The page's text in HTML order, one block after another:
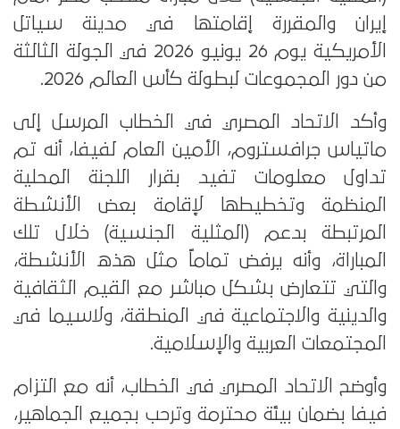
إيران والمقررة إقامتها في مدينة سياتل
الأمريكية يوم 26 يونيو 2026 في الجولة الثالثة
من دور المجموعات لبطولة كأس العالم 2026.
وأكد الاتحاد المصري في الخطاب المرسل إلى
ماتياس جرافستروم، الأمين العام لفيفا، أنه تم
تداول معلومات تفيد بقرار اللجنة المحلية
المنظمة وتخطيطها لإقامة بعض الأنشطة
المرتبطة بدعم (المثلية الجنسية) خلال تلك
المباراة، وأنه يرفض تماماً مثل هذه الأنشطة،
والتي تتعارض بشكل مباشر مع القيم الثقافية
والدينية والاجتماعية في المنطقة، ولاسيما في
المجتمعات العربية والإسلامية.
وأوضح الاتحاد المصري في الخطاب، أنه مع التزام
فيفا بضمان بيئة محترمة وترحب بجميع الجماهير،